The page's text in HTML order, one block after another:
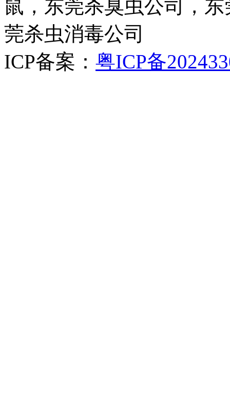
鼠，东莞杀臭虫公司，
莞杀虫消毒公司
ICP备案： 粤ICP备